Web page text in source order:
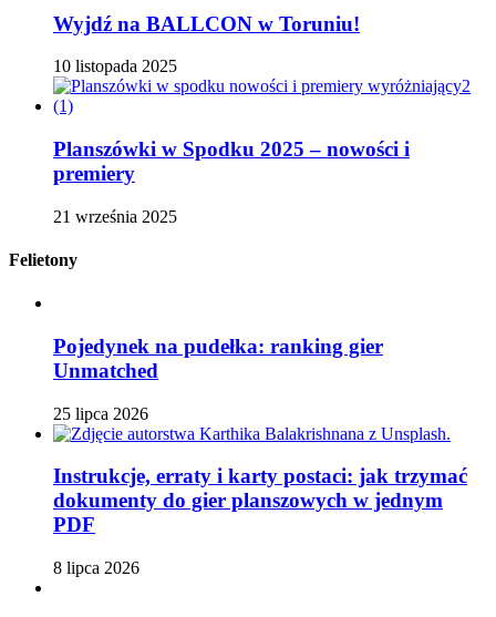
Wyjdź na BALLCON w Toruniu!
10 listopada 2025
Planszówki w Spodku 2025 – nowości i
premiery
21 września 2025
Felietony
Pojedynek na pudełka: ranking gier
Unmatched
25 lipca 2026
Instrukcje, erraty i karty postaci: jak trzymać
dokumenty do gier planszowych w jednym
PDF
8 lipca 2026